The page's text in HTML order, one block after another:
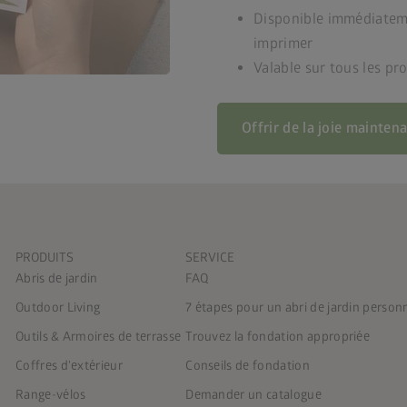
Disponible
imprimer
Valable sur tous les
Offrir de la joie
PRODUITS
Abris de jardin
Outdoor Living
Outils & Armoires de terrasse
Coffres d'extérieur
Range-vélos
SERVICE
FAQ
7 étapes pour un abri de jardin
Trouvez la fondation appropriée
Conseils de fondation
Demander un catalogue